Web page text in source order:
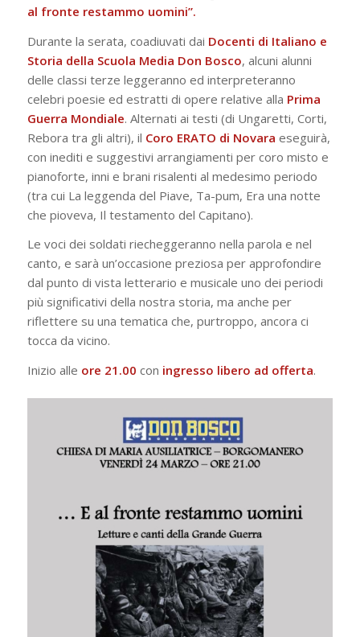
al fronte restammo uomini”.
Durante la serata, coadiuvati dai Docenti di Italiano e
Storia della Scuola Media Don Bosco, alcuni alunni
delle classi terze leggeranno ed interpreteranno
celebri poesie ed estratti di opere relative alla Prima
Guerra Mondiale. Alternati ai testi (di Ungaretti, Corti,
Rebora tra gli altri), il Coro ERATO di Novara eseguirà,
con inediti e suggestivi arrangiamenti per coro misto e
pianoforte, inni e brani risalenti al medesimo periodo
(tra cui La leggenda del Piave, Ta-pum, Era una notte
che pioveva, Il testamento del Capitano).
Le voci dei soldati riecheggeranno nella parola e nel
canto, e sarà un’occasione preziosa per approfondire
dal punto di vista letterario e musicale uno dei periodi
più significativi della nostra storia, ma anche per
riflettere su una tematica che, purtroppo, ancora ci
tocca da vicino.
Inizio alle ore 21.00 con ingresso libero ad offerta.